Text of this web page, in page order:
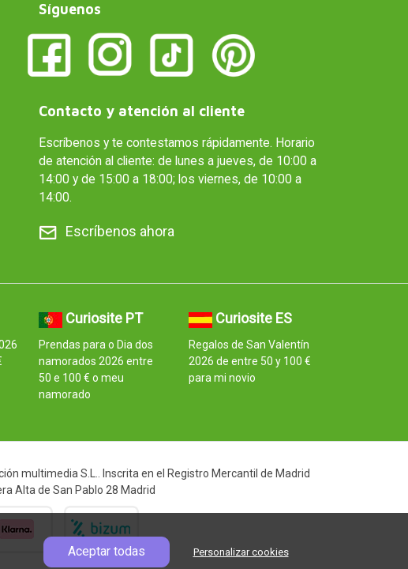
Síguenos
Contacto y atención al cliente
Escríbenos y te contestamos rápidamente. Horario
de atención al cliente: de lunes a jueves, de 10:00 a
14:00 y de 15:00 a 18:00; los viernes, de 10:00 a
14:00.
Escríbenos ahora
Curiosite PT
Prendas para o Dia dos
namorados 2026 entre
50 e 100 € o meu
namorado
Curiosite ES
Regalos de San Valentín
2026 de entre 50 y 100 €
para mi novio
multimedia S.L.. Inscrita en el Registro Mercantil de Madrid
Alta de San Pablo 28 Madrid
Aceptar todas Personalizar cookies